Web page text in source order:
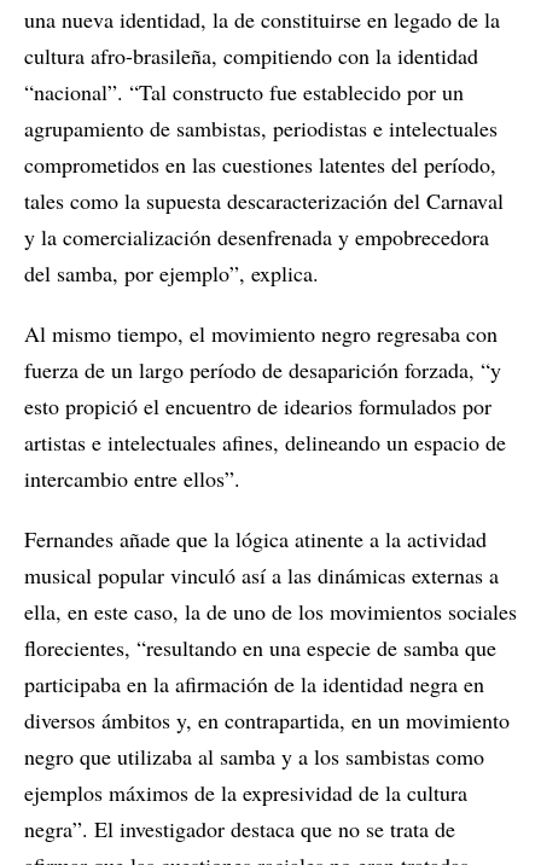
una nueva identidad, la de constituirse en legado de la
cultura afro-brasileña, compitiendo con la identidad
“nacional”. “Tal constructo fue establecido por un
agrupamiento de sambistas, periodistas e intelectuales
comprometidos en las cuestiones latentes del período,
tales como la supuesta descaracterización del Carnaval
y la comercialización desenfrenada y empobrecedora
del samba, por ejemplo”, explica.
Al mismo tiempo, el movimiento negro regresaba con
fuerza de un largo período de desaparición forzada, “y
esto propició el encuentro de idearios formulados por
artistas e intelectuales afines, delineando un espacio de
intercambio entre ellos”.
Fernandes añade que la lógica atinente a la actividad
musical popular vinculó así a las dinámicas externas a
ella, en este caso, la de uno de los movimientos sociales
florecientes, “resultando en una especie de samba que
participaba en la afirmación de la identidad negra en
diversos ámbitos y, en contrapartida, en un movimiento
negro que utilizaba al samba y a los sambistas como
ejemplos máximos de la expresividad de la cultura
negra”. El investigador destaca que no se trata de